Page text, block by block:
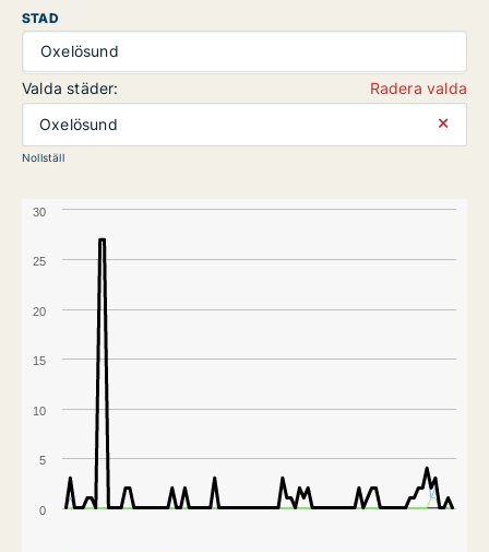
STAD
Oxelösund
Valda städer:
Radera valda
Oxelösund
⨯
Nollställ
0
5
10
15
20
25
30